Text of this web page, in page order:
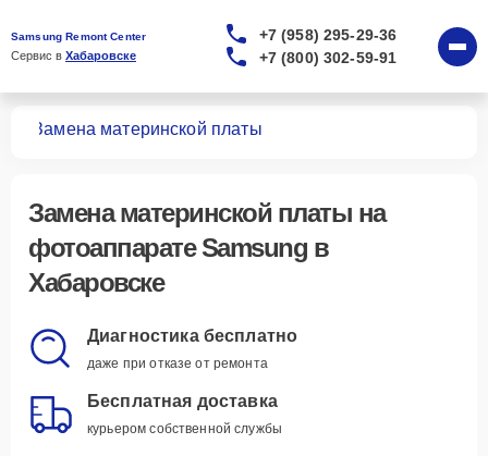
Samsung Remont Center
Сервис в Хабаровске
+7 (958) 295-29-36
+7 (800) 302-59-91
Замена материнской платы
Замена материнской платы на
фотоаппарате Samsung в
Хабаровске
Диагностика бесплатно
даже при отказе от ремонта
Бесплатная доставка
курьером собственной службы